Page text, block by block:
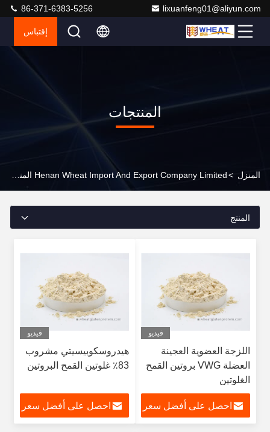
lixuanfeng01@aliyun.com
86-371-6383-5256
إقتباس
المنتجات
المنزل >
المنتج
فيديو
اللزجة العضوية العجينة
العضلة VWG بروتين القمح
الغلوتين
احصل على أفضل سعر
فيديو
هيدروسكوبيسيتي مشروب
83٪ غلوتين القمح البروتين
احصل على أفضل سعر